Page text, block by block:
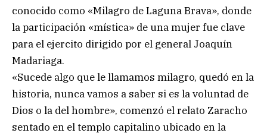
conocido como «Milagro de Laguna Brava», donde
la participación «mística» de una mujer fue clave
para el ejercito dirigido por el general Joaquín
Madariaga.
«Sucede algo que le llamamos milagro, quedó en la
historia, nunca vamos a saber si es la voluntad de
Dios o la del hombre», comenzó el relato Zaracho
sentado en el templo capitalino ubicado en la